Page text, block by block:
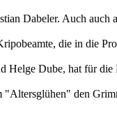
Dabeler. Auch auch
die in die
Helge Dube, hat für
den